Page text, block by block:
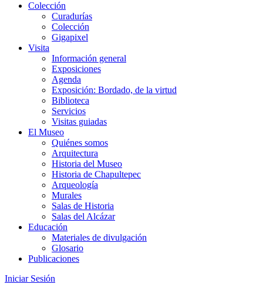
Colección
Curadurías
Colección
Gigapixel
Visita
Información general
Exposiciones
Agenda
Exposición: Bordado, de la virtud
Biblioteca
Servicios
Visitas guiadas
El Museo
Quiénes somos
Arquitectura
Historia del Museo
Historia de Chapultepec
Arqueología
Murales
Salas de Historia
Salas del Alcázar
Educación
Materiales de divulgación
Glosario
Publicaciones
Iniciar Sesión